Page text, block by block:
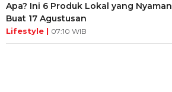
Apa? Ini 6 Produk Lokal yang Nyaman
Buat 17 Agustusan
Lifestyle | 07:10 WIB